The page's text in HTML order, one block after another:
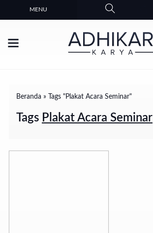
MENU
Beranda » Tags "Plakat Acara Seminar"
Tags Plakat Acara Seminar